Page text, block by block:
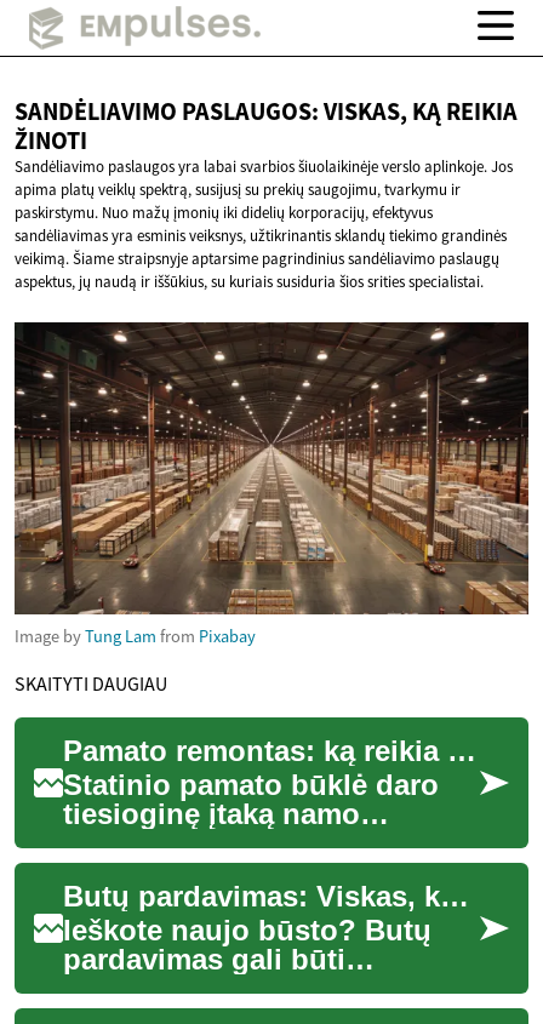
SANDĖLIAVIMO PASLAUGOS: VISKAS, KĄREIKIA
ŽINOTI
Sandėliavimo paslaugos yra labai svarbios šiuolaikinėje verslo aplinkoje. Jos
apima platų veiklų spektrą, susijusį su prekių saugojimu, tvarkymu ir
paskirstymu. Nuo mažų įmonių iki didelių korporacijų, efektyvus
sandėliavimas yra esminis veiksnys, užtikrinantis sklandų tiekimo grandinės
veikimą. Šiame straipsnyje aptarsime pagrindinius sandėliavimo paslaugų
aspektus, jų naudą ir iššūkius, su kuriais susiduria šios srities specialistai.
Image byTung Lam from Pixabay
SKAITYTI DAUGIAU
Pamato remontas: ką reikia žinoti apie namo pamatus
Statinio pamato būklė daro
tiesioginę įtaką namo
saugumui, komfortui ir
ilgaamžiškumui. Ankstyvas
problemų atpažinima...
Butų pardavimas: Viskas, ką reikia žinoti apie nekilnojamojo turto įsigijimą
Ieškote naujo būsto? Butų
pardavimas gali būti
sudėtingas procesas, tačiau
su tinkamomis žiniomis ir